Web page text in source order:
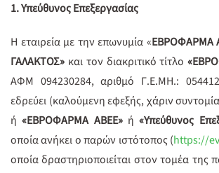
1. Υπεύθυνος Επεξεργασίας
Η εταιρεία με την επωνυμία «ΕΒΡΟΦΑΡΜΑ
ΓΑΛΑΚΤΟΣ» και τον διακριτικό τίτλο
ΑΦΜ 094230284, αριθμό Γ.Ε.ΜΗ.:
εδρεύει (καλούμενη εφεξής, χάριν
ή«ΕΒΡΟΦΑΡΜΑ ΑΒΕΕ» ή «Υπεύθυνος
οποία ανήκει ο παρών ιστότοπος (https://
οποία δραστηριοποιείται στον τομέα της